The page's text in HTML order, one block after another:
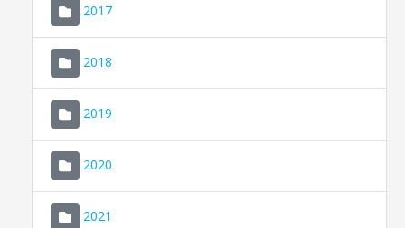
2017
2018
2019
2020
2021